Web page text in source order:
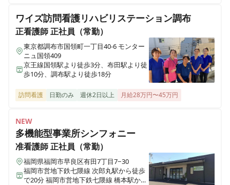
東京都三鷹市下連雀三丁目9-6 三鷹ダイカンプラザ505
シンプレ訪問看護ステーション 渋谷拠点
東京都渋谷区渋谷三丁目27-15 坂上ビル7F
ワイズ訪問看護リハビリステーション調布
正看護師正社員（常勤）
東京都調布市国領町一丁目40-6 モンター
ニュ国領409
京王線国領駅より徒歩3分、布田駅より徒
歩10分、調布駅より徒歩18分
訪問看護 日勤のみ 週休2日以上 月給28万円〜45万円
NEW
多機能型事業所シンフォニー
准看護師正社員（常勤）
福岡県福岡市早良区有田7丁目7−30
福岡市営地下鉄七隈線 次郎丸駅から徒歩
で20分 福岡市営地下鉄七隈線 橋本駅から